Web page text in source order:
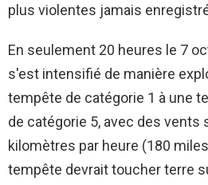
plus violentes jamais
En seulement 20 heures le 7
s'est intensifié de manière
tempête de catégorie 1 à une
de catégorie 5, avec des vents
kilomètres par heure (180
tempête devrait toucher terre